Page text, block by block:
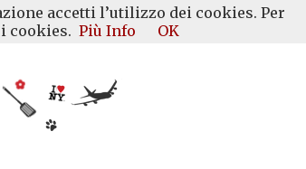
accetti l’utilizzo dei cookies. Per
cookies. Più Info OK